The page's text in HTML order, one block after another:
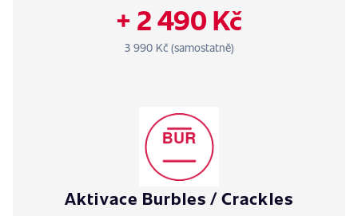
+ 2 490 Kč
3 990 Kč (samostatně)
Aktivace Burbles / Crackles